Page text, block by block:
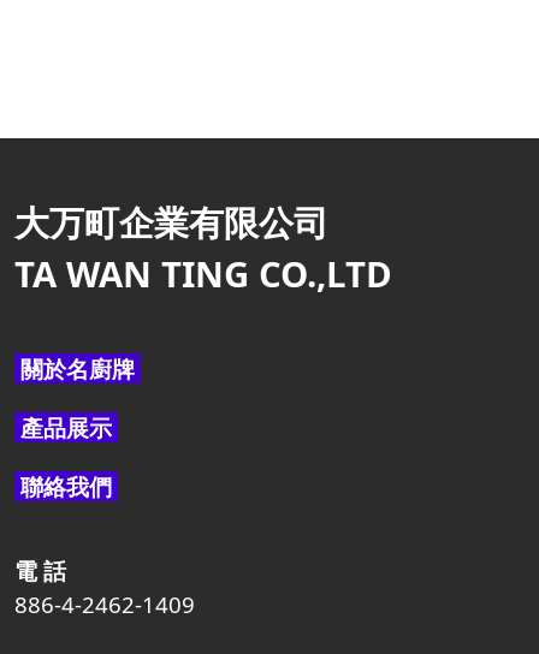
大万町企業有限公司
TA WAN TING CO.,LTD
關於名廚牌
產品展示
聯絡我們
電 話
886-4-2462-1409